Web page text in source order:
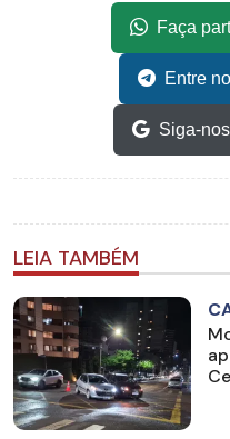
Faça
Entre
Siga-
LEIA TAMBÉM